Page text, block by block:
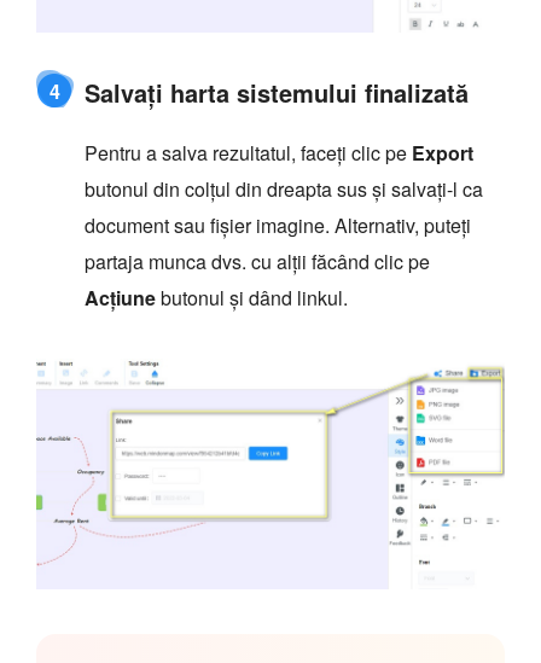
4 Salvați harta sistemului finalizată
Pentru a salva rezultatul, faceți clic pe Export
butonul din colțul din dreapta sus și salvați-l ca
document sau fișier imagine. Alternativ, puteți
partaja munca dvs. cu alții făcând clic pe
Acțiunebutonul și dând linkul.